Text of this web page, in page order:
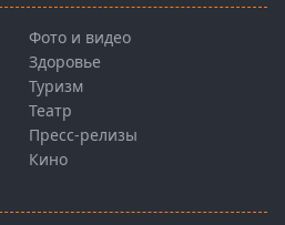
Фото и видео
Здоровье
Туризм
Театр
Пресс-релизы
Кино